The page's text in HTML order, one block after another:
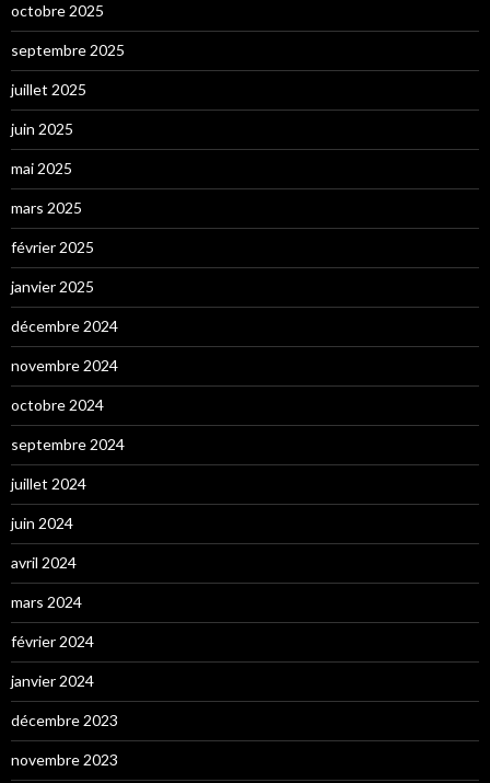
octobre 2025
septembre 2025
juillet 2025
juin 2025
mai 2025
mars 2025
février 2025
janvier 2025
décembre 2024
novembre 2024
octobre 2024
septembre 2024
juillet 2024
juin 2024
avril 2024
mars 2024
février 2024
janvier 2024
décembre 2023
novembre 2023